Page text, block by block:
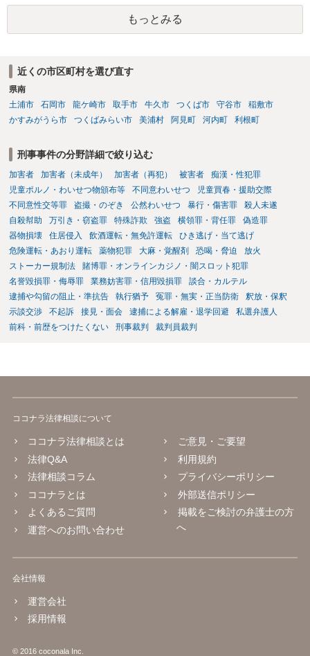
害者の経済的損害の回復として有利に斟酌されます。 また、前科前歴
を有しないことも、規範意識が鈍磨しきっているとまでは言えず、有
利な点です。 その他、家族の監督等の情状証拠を適切に提出すること
もっとみる
近くの市区町村を選び直す
県南
土浦市
石岡市 龍ケ崎市 取手市 牛久市 つくば市 守谷市
稲敷市
かすみがうら市
つくばみらい市 美浦村 阿見町 河内町 利根町
刑事事件の分野詳細で絞り込む
加害者 加害者（未成年） 加害者（再犯） 被害者
痴漢・性犯罪
児童ポルノ・わいせつ物頒布等
不同意わいせつ
児童買春・援助交際
不同意性交等罪
盗撮・のぞき 公然わいせつ 暴行・傷害罪
殺人未遂
自殺幇助
万引き・窃盗罪 特殊詐欺 強盗 横領罪・背任罪
偽造罪
器物損壊
住居侵入 飲酒運転・無免許運転
ひき逃げ・当て逃げ
危険運転・あおり運転
薬物犯罪 大麻・覚醒剤 恐喝・脅迫
放火
ストーカー規制法
賭博罪・オンラインカジノ・闇スロット犯罪
名誉毀損罪・侮辱罪
業務妨害罪・信用毀損罪
談合・カルテル
逮捕や勾留の阻止・準抗告
執行猶予 冤罪・無実・正当防衛
釈放・保釈
示談交渉
不起訴 接見・面会 逮捕による解雇・退学回避
私選弁護人
前科・前歴をつけたくない
刑事裁判 裁判員裁判
ココナラ法律相談について
ココナラ法律相談とは
法律Q&A
法律相談コラム
ココナラとは
よくあるご質問
運営へのお問い合わせ
ご意見・ご要望
利用規約
プライバシーポリシー
外部送信ポリシー
掲載をご検討の弁護士の方
へ
会社情報
運営会社
採用情報
© 2016 coconala Inc.